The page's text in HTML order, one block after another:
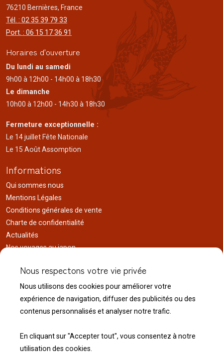
76210 Bernières, France
Tél. : 02 35 39 79 33
Port. : 06 15 17 36 91
Horaires d'ouverture
Du lundi au samedi
9h00 à 12h00 - 14h00 à 18h30
Le dimanche
10h00 à 12h00 - 14h30 à 18h30
Fermeture exceptionnelle :
Le 14 juillet Fête Nationale
Le 15 Août Assomption
Informations
Qui sommes nous
Mentions Légales
Conditions générales de vente
Charte de confidentialité
Actualités
Nos voyages au japon
Liens utiles
Service client
Nous contacter
Modalité de retour
Nous respectons votre vie privée
Nous utilisons des cookies pour améliorer votre
expérience de navigation, diffuser des publicités ou des
contenus personnalisés et analyser notre trafic.
En cliquant sur "Accepter tout", vous consentez à notre
utilisation des cookies.